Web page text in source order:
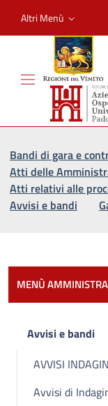
Altri Menù
Bandi di gara e
Atti delle
Atti relativi alle
Avvisi e bandi
MENÙ
Avvisi e bandi
AVVISI
Avvisi di